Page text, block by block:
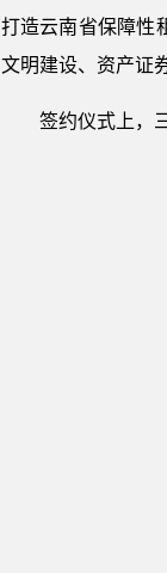
打造云南省保障性
文明建设、资产证
签约仪式上，